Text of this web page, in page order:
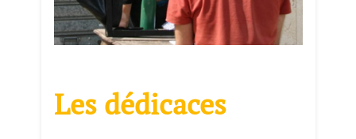
Les dédicaces